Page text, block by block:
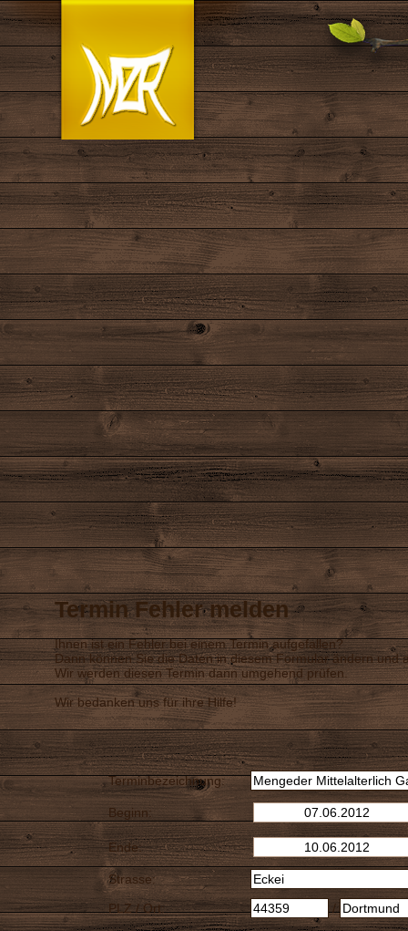
Termin Fehler melden
Ihnen ist ein Fehler bei einem Termin aufgefallen?
Dann können Sie die Daten in diesem Formular ändern und
Wir werden diesen Termin dann umgehend prüfen.
Wir bedanken uns für ihre Hilfe!
Terminbezeichnung:
Beginn:
Ende:
Strasse:
PLZ / Ort:
/